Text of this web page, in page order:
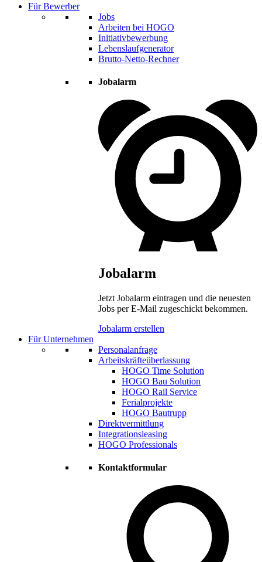
Für Bewerber
Jobs
Arbeiten bei HOGO
Initiativbewerbung
Lebenslaufgenerator
Brutto-Netto-Rechner
Jobalarm
Jobalarm
Jetzt Jobalarm eintragen und die neuesten
Jobs per E-Mail zugeschickt bekommen.
Jobalarm erstellen
Für Unternehmen
Personalanfrage
Arbeitskräfteüberlassung
HOGO Time Solution
HOGO Bau Solution
HOGO Rail Service
Ferialprojekte
HOGO Bautrupp
Direktvermittlung
Integrationsleasing
HOGO Professionals
Kontaktformular